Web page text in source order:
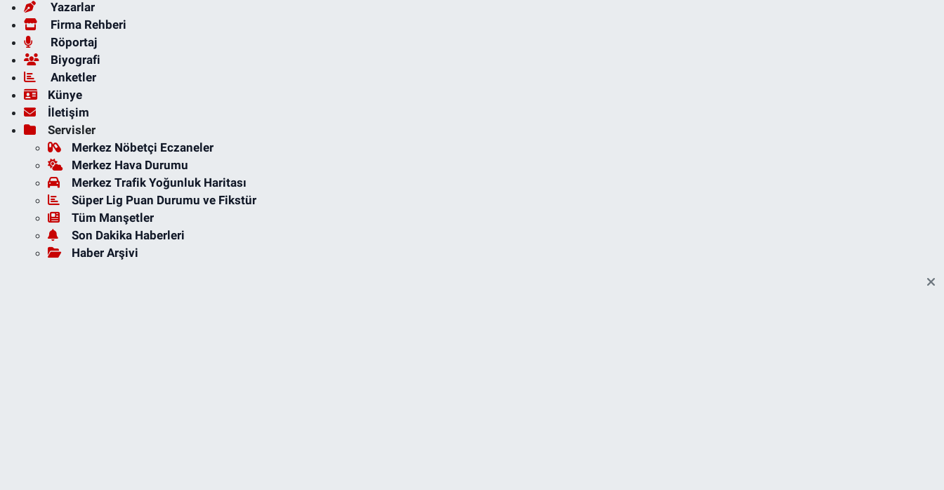
Yazarlar
Firma Rehberi
Röportaj
Biyografi
Anketler
Künye
İletişim
Servisler
Merkez Nöbetçi Eczaneler
Merkez Hava Durumu
Merkez Trafik Yoğunluk Haritası
Süper Lig Puan Durumu ve Fikstür
Tüm Manşetler
Son Dakika Haberleri
Haber Arşivi